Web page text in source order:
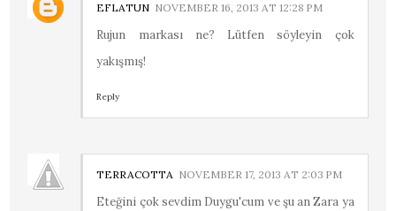
EFLATUN NOVEMBER 16, 2013 AT 12:28 PM
Rujun markası ne? Lütfen söyleyin çok
yakışmış!
Reply
TERRACOTTA NOVEMBER 17, 2013 AT 2:03 PM
Eteğini çok sevdim Duygu'cum ve şu an Zara ya